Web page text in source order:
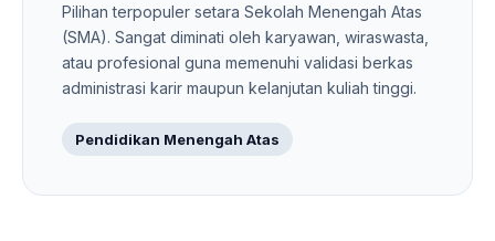
Pilihan terpopuler setara Sekolah Menengah Atas
(SMA). Sangat diminati oleh karyawan, wiraswasta,
atau profesional guna memenuhi validasi berkas
administrasi karir maupun kelanjutan kuliah tinggi.
Pendidikan Menengah Atas